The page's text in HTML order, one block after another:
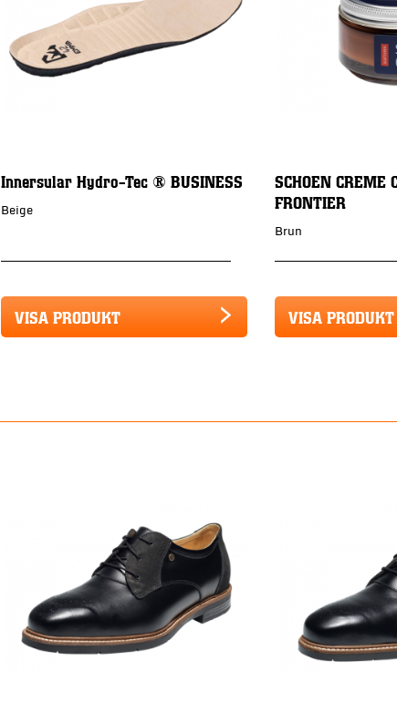
Innersular Hydro-Tec ® BUSINESS
Beige
VISA PRODUKT
SCHOEN CREME
FRONTIER
Brun
VISA PRODUKT